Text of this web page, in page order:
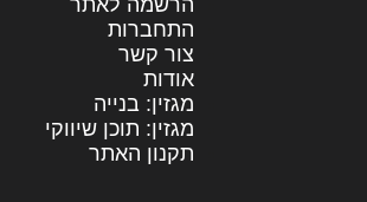
התחברות
צור קשר
אודות
מגזין: בנייה
מגזין: תוכן שיווקי
תקנון האתר